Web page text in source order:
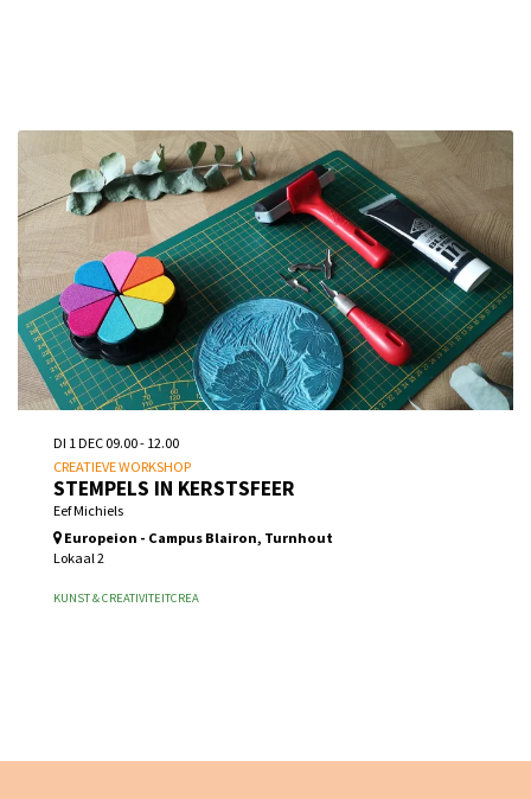
STEMPELS IN KERSTSFEER
Eef Michiels
CREATIEVE WORKSHOP
DI 1 DEC 09.00 - 12.00
Europeion - Campus Blairon, Turnhout
Lokaal 2
KUNST & CREATIVITEITCREA